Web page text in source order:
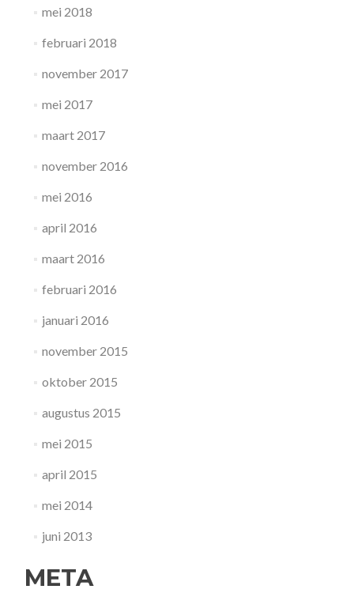
mei 2018
februari 2018
november 2017
mei 2017
maart 2017
november 2016
mei 2016
april 2016
maart 2016
februari 2016
januari 2016
november 2015
oktober 2015
augustus 2015
mei 2015
april 2015
mei 2014
juni 2013
META